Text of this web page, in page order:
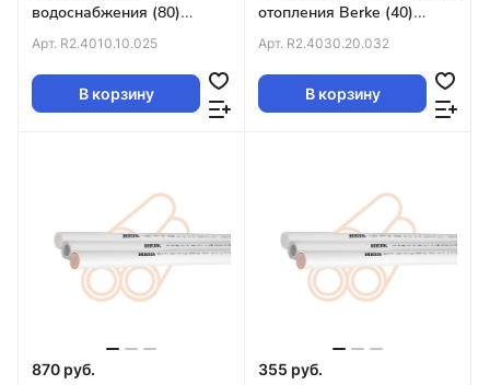
водоснабжения (80)
БЕЛАЯ
Арт. R2.4010.10.025
В корзину
отопления Berke (40)
БЕЛАЯ
Арт. R2.4030.20.032
В корзину
870 руб. 355 руб.